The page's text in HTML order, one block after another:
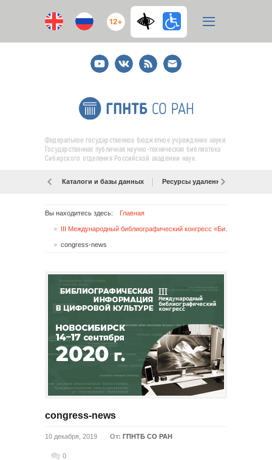
12+
YoutubeВКонтакте
RSS
E-
mail
подписка
Федеральное государственное бюджетное учреждение науки
Государственная публичная научно-техническая библиотека
Сибирского отделения Российской академии наук
Каталоги и базы данных Ресурсы удаленного доступа
Вы находитесь здесь: Главная
congress-news
congress-news
10 декабря, 2019 От: ГПНТБ СО РАН
0